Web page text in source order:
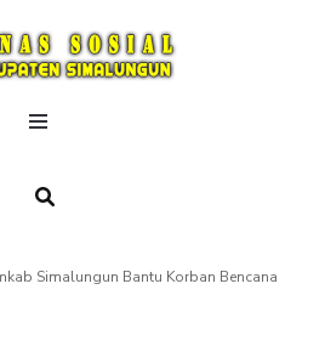
Simalungun Bantu Korban Bencana